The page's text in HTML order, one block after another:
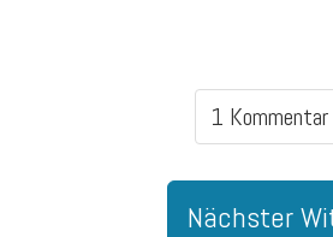
1 Kommentar
Nächster